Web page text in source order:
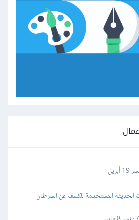
19 أبريل
الحديثة المستخدمة للكشف عن السرطان